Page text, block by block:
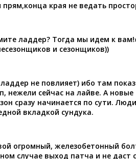
прям,конца края не ведать
ладдер? Тогда мы идем к
и сезонщиков))
не повлияет) ибо там
нежели сейчас на лайве. А
сразу начинается по сути.
вкладкой сундука.
огромный, железобетонный
случае выход патча и не даст